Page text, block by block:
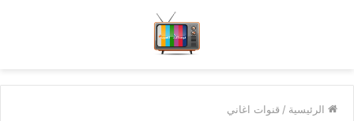
الرئيسية / قنوات اغاني